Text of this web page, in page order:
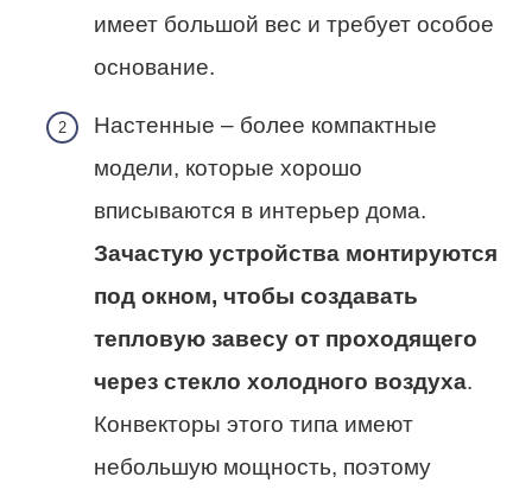
имеет большой вес и требует особое
основание.
Настенные – более компактные
модели, которые хорошо
вписываются в интерьер дома.
Зачастую устройства монтируются
под окном, чтобы создавать
тепловую завесу от проходящего
через стекло холодного воздуха.
Конвекторы этого типа имеют
небольшую мощность, поэтому